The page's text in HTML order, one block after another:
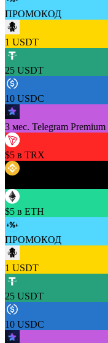
ПРОМОКОД
1 USDT
25 USDT
10 USDC
3 мес. Telegram Premium
$5 в TRX
$5 в ETH
ПРОМОКОД
1 USDT
25 USDT
10 USDC